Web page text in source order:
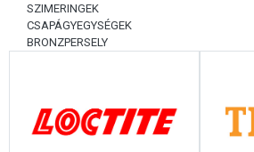
SZIMERINGEK
CSAPÁGYEGYSÉGEK
BRONZPERSELY